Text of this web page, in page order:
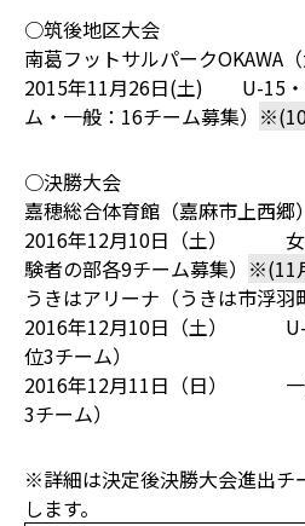
○筑後地区大会
南葛フットサルパークOKAWA（
2015年11月26日(土) U-15
ム・一般：16チーム募集）
○決勝大会
嘉穂総合体育館（嘉麻市上西郷）
2016年12月10日（土） 女
験者の部各9チーム募集） ※(11
うきはアリーナ（うきは市浮羽
2016年12月10日（土） U-
位3チーム）
2016年12月11日（日） 一
3チーム）
※詳細は決定後決勝大会進出チ
します。